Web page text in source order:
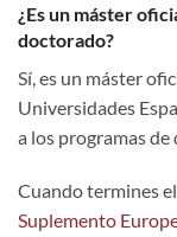
¿Es un máster
doctorado?
Sí, es un máster
Universidades
a los programas
Cuando termines
Suplemento